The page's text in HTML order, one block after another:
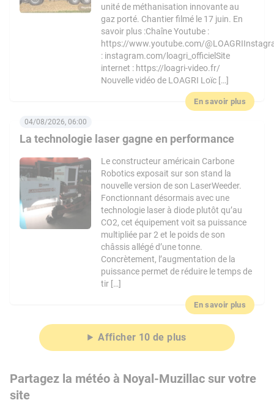
unité de méthanisation innovante au
gaz porté. Chantier filmé le 17 juin. En
savoir plus :Chaîne Youtube :
https://www.youtube.com/
: instagram.com/loagri_officielSite
internet : https://loagri-video.fr/
Nouvelle vidéo de LOAGRI Loïc […]
En savoir plus
La technologie laser gagne en performance
04/08/2026, 06:00
Le constructeur américain Carbone
Robotics exposait sur son stand la
nouvelle version de son LaserWeeder.
Fonctionnant désormais avec une
technologie laser à diode plutôt qu’au
CO2, cet équipement voit sa puissance
multipliée par 2 et le poids de son
châssis allégé d’une tonne.
Concrètement, l’augmentation de la
puissance permet de réduire le temps de
tir […]
En savoir plus
Afficher 10 de plus
Partagez la météo à Noyal-Muzillac sur votre
site